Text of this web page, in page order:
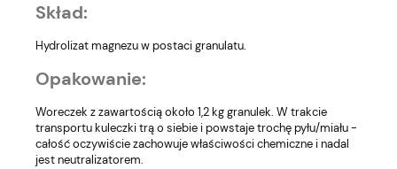
Skład:
Hydrolizat magnezu w postaci granulatu.
Opakowanie:
Woreczek z zawartością około 1,2 kg granulek. W trakcie
transportu kuleczki trą o siebie i powstaje trochę pyłu/miału -
całość oczywiście zachowuje właściwości chemiczne i nadal
jest neutralizatorem.